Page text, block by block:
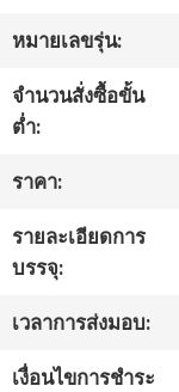
เกี่ยว
ทัวร์
โรงงาน
หมายเลขรุ่น:
จำนวนสั่งซื้อขั้น
ต่ำ:
ราคา:
รายละเอียดการ
บรรจุ:
เวลาการส่งมอบ:
เงื่อนไขการชำระ